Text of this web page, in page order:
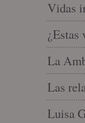
Vidas
¿Estas
La
Las
Luisa